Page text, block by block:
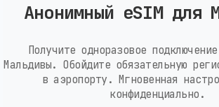
Анонимный eSIM для
Получите одноразовое
Мальдивы. Обойдите обязательную
в аэропорту. Мгновенная
конфиденциально.